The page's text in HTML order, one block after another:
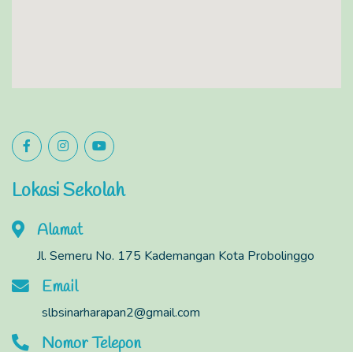
Lokasi Sekolah
Alamat
Jl. Semeru No. 175 Kademangan Kota Probolinggo
Email
slbsinarharapan2@gmail.com
Nomor Telepon